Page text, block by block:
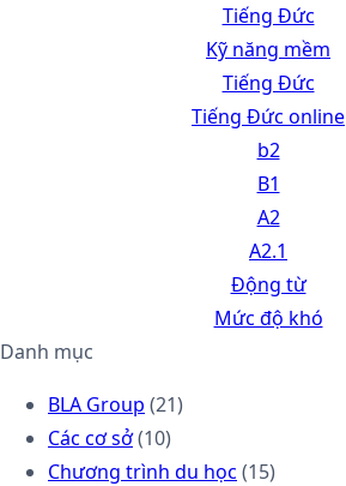
Tiếng Đức
Kỹ năng mềm
Tiếng Đức
Tiếng Đức online
b2
B1
A2
A2.1
Động từ
Mức độ khó
Danh mục
BLA Group (21)
Các cơ sở(10)
Chương trình du học (15)